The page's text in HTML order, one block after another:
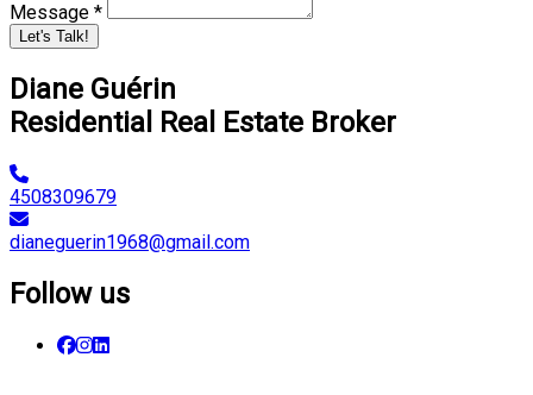
Message *
Let's Talk!
Diane Guérin
Residential Real Estate Broker
4508309679
dianeguerin1968@gmail.com
Follow us